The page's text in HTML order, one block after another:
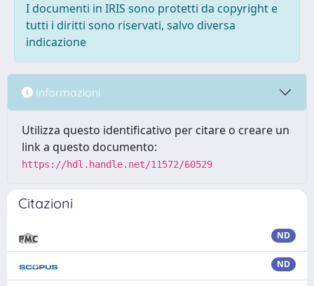
I documenti in IRIS sono protetti da copyright e
tutti i diritti sono riservati, salvo diversa
indicazione
Informazioni
Utilizza questo identificativo per citare o creare un
link a questo documento:
https://hdl.handle.net/11572/60529
Citazioni
ND
ND